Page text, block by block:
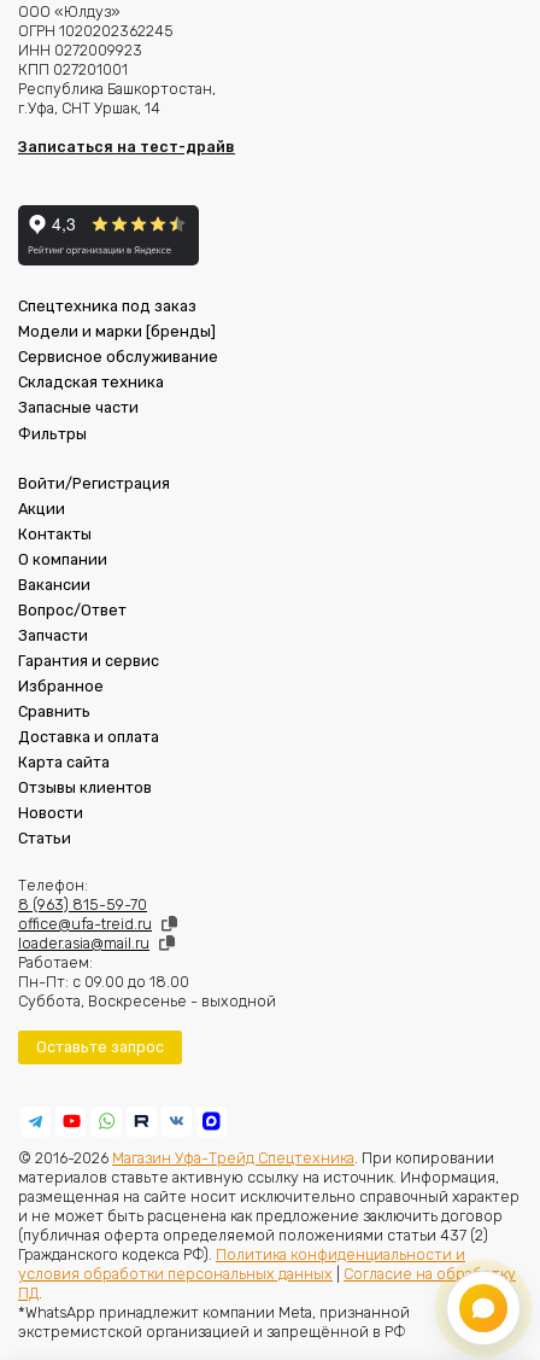
ООО «Юлдуз»
ОГРН 1020202362245
ИНН 0272009923
КПП 027201001
Республика Башкортостан,
г.Уфа, СНТ Уршак, 14
Записаться на тест-драйв
Спецтехника под заказ
Модели и марки [бренды]
Сервисное обслуживание
Складская техника
Запасные части
Фильтры
Войти/Регистрация
Акции
Контакты
О компании
Вакансии
Вопрос/Ответ
Запчасти
Гарантия и сервис
Избранное
Сравнить
Доставка и оплата
Карта сайта
Отзывы клиентов
Новости
Статьи
Телефон:
8 (963) 815-59-70
office@ufa-treid.ru
loader.asia@mail.ru
Работаем:
Пн-Пт: с 09.00 до 18.00
Суббота, Воскресенье - выходной
Оставьте запрос
© 2016-2026 Магазин Уфа-Трейд Спецтехника . При копировании
материалов ставьте активную ссылку на источник. Информация,
размещенная на сайте носит исключительно справочный характер
и не может быть расценена как предложение заключить договор
(публичная оферта определяемой положениями статьи 437 (2)
Гражданского кодекса РФ). Политика конфиденциальности и
условия обработки персональных данных
Согласие на обработку
ПД
*WhatsApp принадлежит компании Meta, признанной
экстремистской организацией и запрещённой в РФ